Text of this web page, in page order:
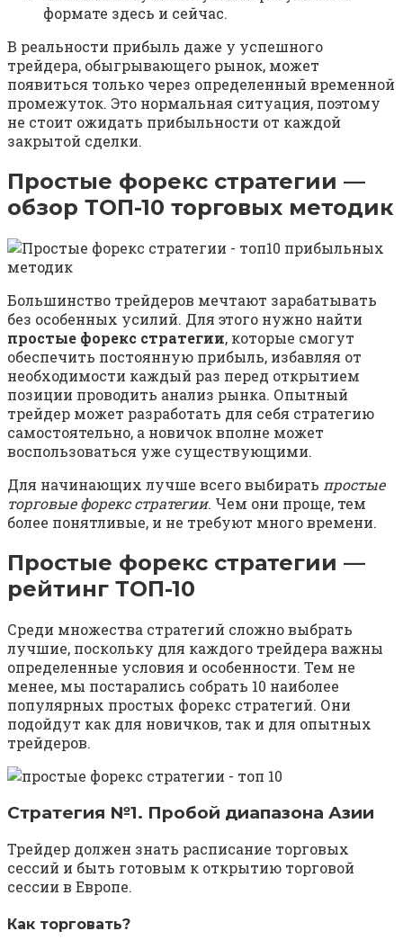
формате здесь и сейчас.
В реальности прибыль даже у успешного
трейдера, обыгрывающего рынок, может
появиться только через определенный временной
промежуток. Это нормальная ситуация, поэтому
не стоит ожидать прибыльности от каждой
закрытой сделки.
Простые форекс стратегии —
обзор ТОП-10 торговых методик
Большинство трейдеров мечтают зарабатывать
без особенных усилий. Для этого нужно найти
простые форекс стратегии, которые смогут
обеспечить постоянную прибыль, избавляя от
необходимости каждый раз перед открытием
позиции проводить анализ рынка. Опытный
трейдер может разработать для себя стратегию
самостоятельно, а новичок вполне может
воспользоваться уже существующими.
Для начинающих лучше всего выбирать простые
торговые форекс стратегии. Чем они проще, тем
более понятливые, и не требуют много времени.
Простые форекс стратегии —
рейтинг ТОП-10
Среди множества стратегий сложно выбрать
лучшие, поскольку для каждого трейдера важны
определенные условия и особенности. Тем не
менее, мы постарались собрать 10 наиболее
популярных простых форекс стратегий. Они
подойдут как для новичков, так и для опытных
трейдеров.
Стратегия №1. Пробой диапазона Азии
Трейдер должен знать расписание торговых
сессий и быть готовым к открытию торговой
сессии в Европе.
Как торговать?